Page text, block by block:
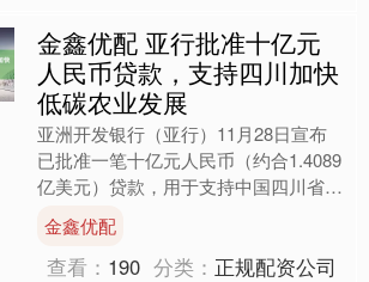
金鑫优配 亚行批准十亿元
人民币贷款，支持四川加快
低碳农业发展
亚洲开发银行（亚行）11月28日宣布
已批准一笔十亿元人民币（约合1.4089
亿美元）贷款，用于支持中国四川省推
进低碳、适应型农业发展。 声明称，
四川省气候智慧型....
金鑫优配
查看： 190 分类： 正规配资公司